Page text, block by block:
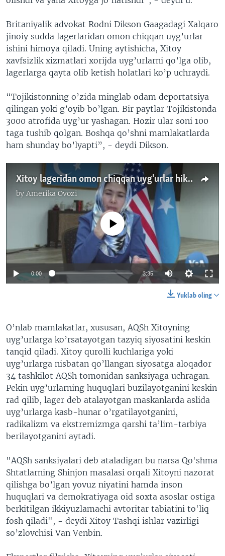
Britaniyalik advokat Rodni Dikson Gaagadagi Xalqaro
jinoiy sudda lagerlaridan omon chiqqan uyg’urlar
ishini himoya qiladi. Uning aytishicha, Xitoy
xavfsizlik xizmatlari xorijda uyg’urlarni qo’lga olib,
lagerlarga qayta olib ketish holatlari ko’p uchraydi.
“Tojikistonning o’zida minglab odam deportatsiya
qilingan yoki g’oyib bo’lgan. Bir paytlar Tojikistonda
3000 atrofida uyg’ur yashagan. Hozir ular soni 100
taga tushib qolgan. Boshqa qo’shni mamlakatlarda
ham shunday bo’lyapti”, - deydi Dikson.
Xitoy lageridan omon chiqqan uyg'urlar hikoyasi (1-qism)
by Amerika Ovozi
No media source currently available
0:00 3:35
Yuklab oling
O’nlab mamlakatlar, xususan, AQSh Xitoyning
uyg’urlarga ko’rsatayotgan tazyiq siyosatini keskin
tanqid qiladi. Xitoy qurolli kuchlariga yoki
uyg’urlarga nisbatan qo’llangan siyosatga aloqador
34 tashkilot AQSh tomonidan sanksiyaga uchragan.
Pekin uyg’urlarning huquqlari buzilayotganini keskin
rad qilib, lager deb atalayotgan maskanlarda aslida
uyg’urlarga kasb-hunar o’rgatilayotganini,
radikalizm va ekstremizmga qarshi ta’lim-tarbiya
berilayotganini aytadi.
"AQSh sanksiyalari deb ataladigan bu narsa Qo'shma
Shtatlarning Shinjon masalasi orqali Xitoyni nazorat
qilishga bo’lgan yovuz niyatini hamda inson
huquqlari va demokratiyaga oid soxta asoslar ostiga
berkitilgan ikkiyuzlamachi avtoritar tabiatini to'liq
fosh qiladi", - deydi Xitoy Tashqi ishlar vazirligi
so’zlovchisi Van Venbin.